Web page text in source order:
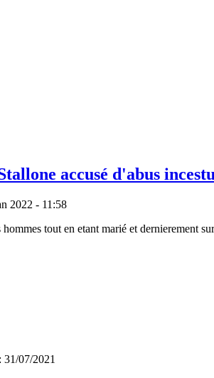
accusé d'abus
2022 - 11:58
tout en etant marié et dernierement
: 31/07/2021